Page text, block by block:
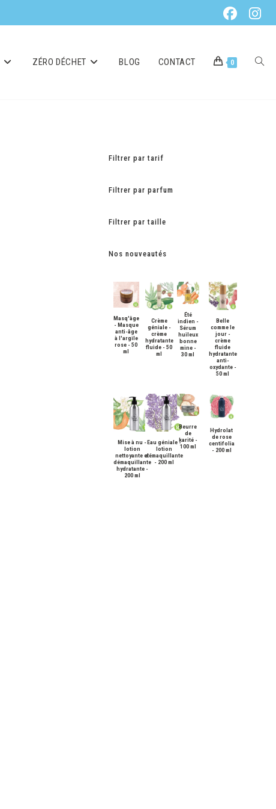
ZÉRO DÉCHET BLOG CONTACT 0
Filtrer par tarif
Filtrer par parfum
Filtrer par taille
Nos nouveautés
Masq'âge
- Masque
anti-âge
à l'argile
rose - 50
ml
Crème
géniale -
crème
hydratante
fluide - 50
ml
Été
indien -
Sérum
huileux
bonne
mine -
30 ml
Belle
comme le
jour -
crème
fluide
hydratante
anti-
oxydante -
50 ml
Mise à nu -
lotion
nettoyante et
démaquillante
hydratante -
200 ml
Eau géniale -
lotion
démaquillante
- 200 ml
Beurre
de
karité -
100 ml
Hydrolat
de rose
centifolia
- 200 ml